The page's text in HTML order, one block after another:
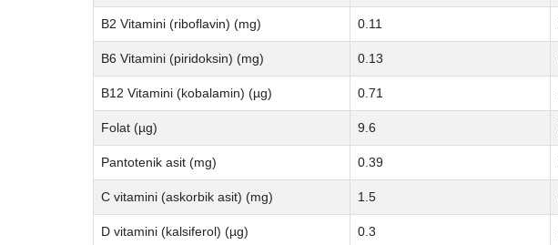
B2 Vitamini (riboflavin) (mg) 0.11
B6 Vitamini (piridoksin) (mg) 0.13
B12 Vitamini (kobalamin) (µg) 0.71
Folat (µg) 9.6
Pantotenik asit (mg) 0.39
C vitamini (askorbik asit) (mg) 1.5
D vitamini (kalsiferol) (µg) 0.3